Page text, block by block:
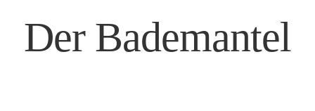
Der Bademantel